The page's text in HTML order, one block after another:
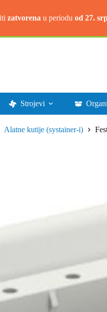
zatvorena u periodu od 27.
Strojevi
Alatne kutije (systainer-i)